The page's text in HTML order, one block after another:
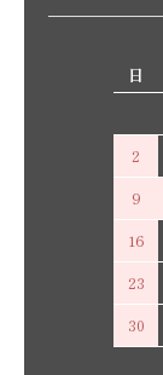
日
2
9
16
23
30